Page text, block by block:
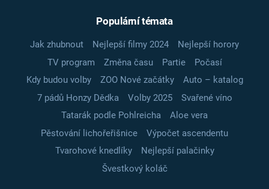
Populární témata
Jak zhubnout Nejlepší filmy 2024
Nejlepší horory
TV program
Změna času Partie
Počasí
Kdy budou volby
ZOO Nové začátky
Auto – katalog
7 pádů Honzy Dědka
Volby 2025
Svařené víno
Tatarák podle Pohlreicha
Aloe vera
Pěstování lichořeřišnice
Výpočet ascendentu
Tvarohové knedlíky
Nejlepší palačinky
Švestkový koláč